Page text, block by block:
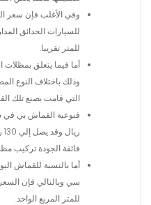
وفي الأغلب فإن سعر
للمتر تقريبا.
أما فيما يتعلق
وذلك باختلاف النوع
التي قامت بصنع تلك
فائقة الجودة تركيب
أما بالنسبة للقماش
للمتر المربع الواحد.